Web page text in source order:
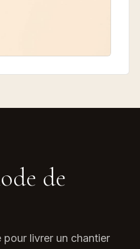
de
livrer un chantier